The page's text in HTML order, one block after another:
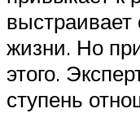
жизни. Но
этого.
ступень